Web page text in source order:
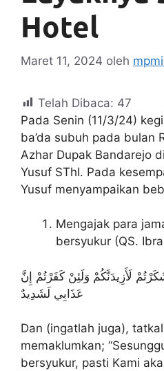
Hotel
Maret 11, 2024 oleh
Telah Dibaca: 47
Pada Senin (11/3/24)
ba’da subuh pada bulan
Azhar Dupak Bandarejo
Yusuf SThI. Pada
Yusuf menyampaikan
Mengajak para
bersyukur (QS.
لَأَزِيدَنَّكُمْ وَلَئِنْ كَفَرْتُمْ إِنَّ
عَذَابِي لَشَدِيدٌ
Dan (ingatlah juga),
memaklumkan;
bersyukur, pasti Kami